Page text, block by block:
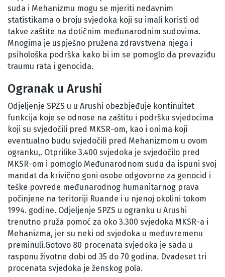
suda i Mehanizmu mogu se mjeriti nedavnim
statistikama o broju svjedoka koji su imali koristi od
takve zaštite na dotičnim međunarodnim sudovima.
Mnogima je uspješno pružena zdravstvena njega i
psihološka podrška kako bi im se pomoglo da prevaziđu
traumu rata i genocida.
Ogranak u Arushi
Odjeljenje SPZS u u Arushi obezbjeđuje kontinuitet
funkcija koje se odnose na zaštitu i podršku svjedocima
koji su svjedočili pred MKSR-om, kao i onima koji
eventualno budu svjedočili pred Mehanizmom u ovom
ogranku,. Otprilike 3.400 svjedoka je svjedočilo pred
MKSR-om i pomoglo Međunarodnom sudu da ispuni svoj
mandat da krivično goni osobe odgovorne za genocid i
teške povrede međunarodnog humanitarnog prava
počinjene na teritoriji Ruande i u njenoj okolini tokom
1994. godine. Odjeljenje SPZS u ogranku u Arushi
trenutno pruža pomoć za oko 3.300 svjedoka MKSR-a i
Mehanizma, jer su neki od svjedoka u međuvremenu
preminuli.Gotovo 80 procenata svjedoka je sada u
rasponu životne dobi od 35 do 70 godina. Dvadeset tri
procenata svjedoka je ženskog pola.